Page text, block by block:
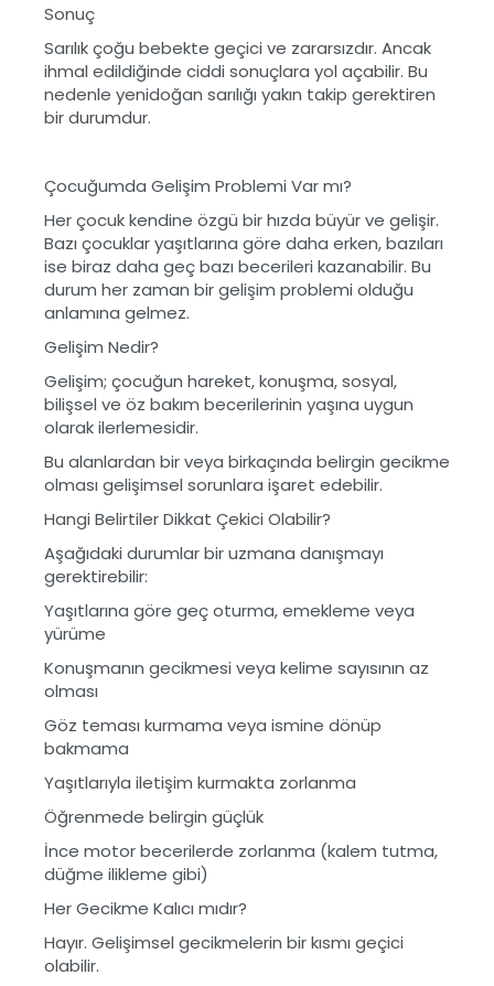
Sonuç
Sarılık çoğu bebekte geçici ve zararsızdır. Ancak
ihmal edildiğinde ciddi sonuçlara yol açabilir. Bu
nedenle yenidoğan sarılığı yakın takip gerektiren
bir durumdur.
Çocuğumda Gelişim Problemi Var mı?
Her çocuk kendine özgü bir hızda büyür ve gelişir.
Bazı çocuklar yaşıtlarına göre daha erken, bazıları
ise biraz daha geç bazı becerileri kazanabilir. Bu
durum her zaman bir gelişim problemi olduğu
anlamına gelmez.
Gelişim Nedir?
Gelişim; çocuğun hareket, konuşma, sosyal,
bilişsel ve öz bakım becerilerinin yaşına uygun
olarak ilerlemesidir.
Bu alanlardan bir veya birkaçında belirgin gecikme
olması gelişimsel sorunlara işaret edebilir.
Hangi Belirtiler Dikkat Çekici Olabilir?
Aşağıdaki durumlar bir uzmana danışmayı
gerektirebilir:
Yaşıtlarına göre geç oturma, emekleme veya
yürüme
Konuşmanın gecikmesi veya kelime sayısının az
olması
Göz teması kurmama veya ismine dönüp
bakmama
Yaşıtlarıyla iletişim kurmakta zorlanma
Öğrenmede belirgin güçlük
İnce motor becerilerde zorlanma (kalem tutma,
düğme ilikleme gibi)
Her Gecikme Kalıcı mıdır?
Hayır. Gelişimsel gecikmelerin bir kısmı geçici
olabilir.